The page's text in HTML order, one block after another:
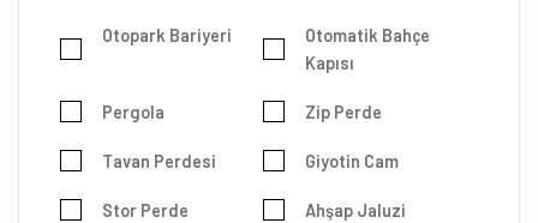
Otopark Bariyeri
Otomatik Bahçe
Kapısı
Pergola Zip Perde
Tavan Perdesi Giyotin Cam
Stor Perde Ahşap Jaluzi